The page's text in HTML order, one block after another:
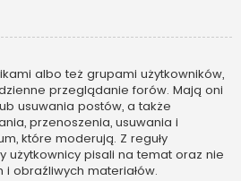
albo też grupami użytkowników,
przeglądanie forów. Mają oni
usuwania postów, a także
przenoszenia, usuwania i
które moderują. Z reguły
użytkownicy pisali na temat oraz nie
i obraźliwych materiałów.